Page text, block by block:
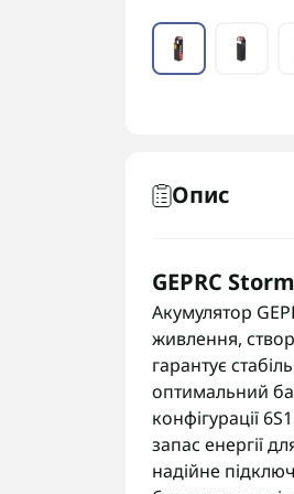
Опис
GEPRC
Акумулятор
живлення,
гарантує
оптимальний
конфігурації
запас енергії
надійне